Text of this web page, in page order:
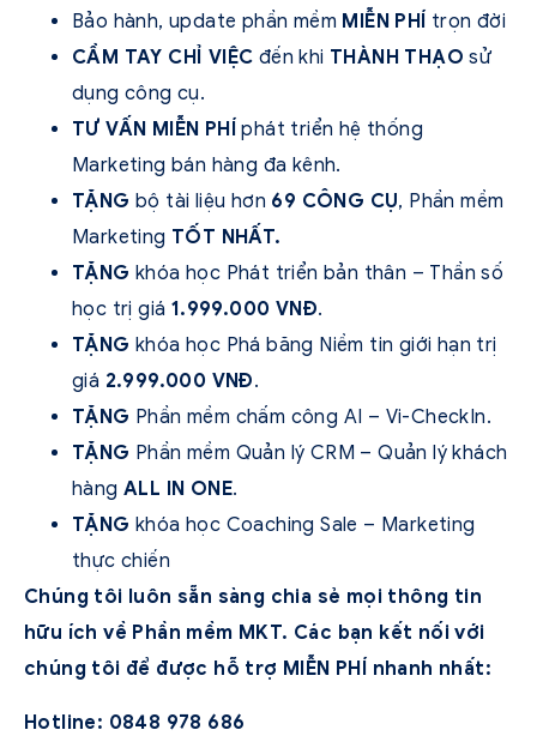
Bảo hành, update phần mềm MIỄN PHÍ trọn đời
CẦM TAY CHỈ VIỆC đến khi THÀNH THẠO sử
dụng công cụ.
TƯ VẤN MIỄN PHÍ phát triển hệ thống
Marketing bán hàng đa kênh.
TẶNG bộ tài liệu hơn 69 CÔNG CỤ, Phần mềm
Marketing TỐT NHẤT.
TẶNG khóa học Phát triển bản thân – Thần số
học trị giá 1.999.000 VNĐ.
TẶNG khóa học Phá băng Niềm tin giới hạn trị
giá 2.999.000 VNĐ.
TẶNG Phần mềm chấm công AI – Vi-CheckIn.
TẶNG Phần mềm Quản lý CRM – Quản lý khách
hàng ALL IN ONE.
TẶNG khóa học Coaching Sale – Marketing
thực chiến
Chúng tôi luôn sẵn sàng chia sẻ mọi thông tin
hữu ích về Phần mềm MKT. Các bạn kết nối với
chúng tôi để được hỗ trợ MIỄN PHÍ nhanh nhất:
Hotline: 0848 978 686